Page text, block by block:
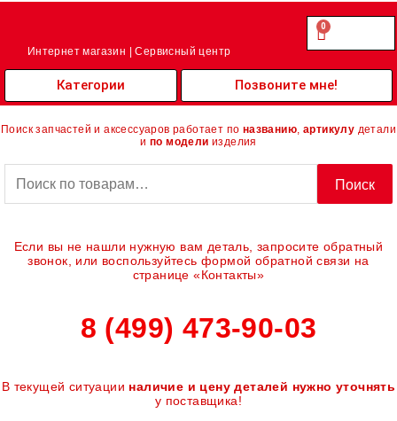
Перейти
Интернет магазин | Сервисный центр
0.00
0
Cart
Категории Позвоните мне!
Поиск запчастей и аксессуаров работает по названию артикулу детали
и по модели изделия
Поиск
Если вы не нашли нужную вам деталь, запросите обратный
звонок, или воспользуйтесь формой обратной связи на
странице «Контакты»
8 (499) 473-90-03
В текущей ситуации наличие и цену деталей нужно уточнять
у поставщика!